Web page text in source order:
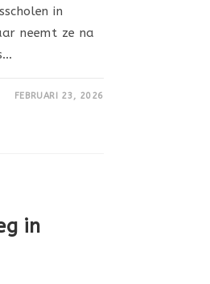
in
neemt ze na
FEBRUARI 23, 2026
in